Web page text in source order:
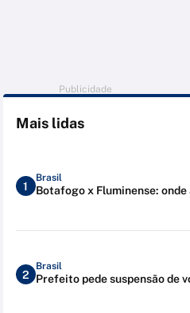
Publicidade
Mais lidas
1
Brasil
Botafogo x Fluminense:
2
Brasil
Prefeito pede suspensão de